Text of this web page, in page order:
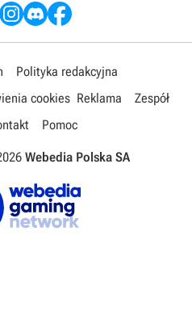
Polityka redakcyjna
cookies Reklama
Zespół
Pomoc
Webedia Polska SA